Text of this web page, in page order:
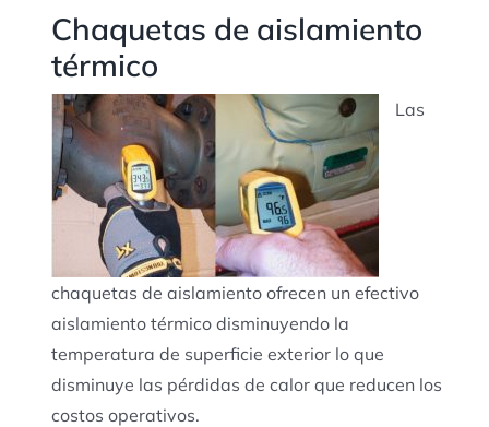
Chaquetas de aislamiento
térmico
Las
chaquetas de aislamiento ofrecen un efectivo
aislamiento térmico disminuyendo la
temperatura de superficie exterior lo que
disminuye las pérdidas de calor que reducen los
costos operativos.